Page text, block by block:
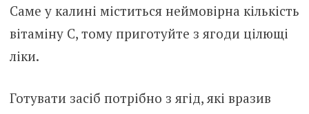
Саме у калині міститься неймовірна кількість
вітаміну С, тому приготуйте з ягоди цілющі
ліки.
Готувати засіб потрібно з ягід, які вразив